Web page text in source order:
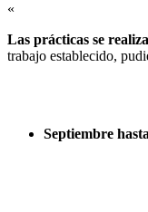
«
Las prácticas se
trabajo establecido,
Septiembre